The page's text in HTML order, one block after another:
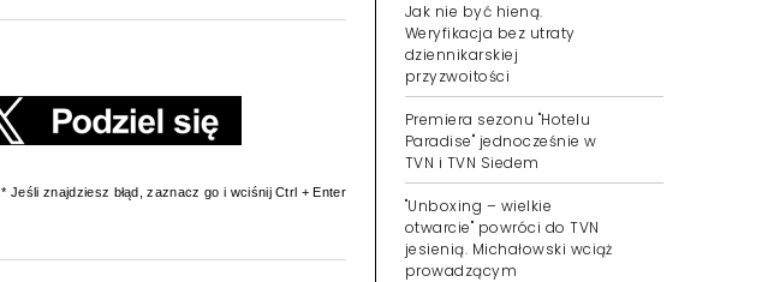
* Jeśli znajdziesz błąd, zaznacz go i wciśnij Ctrl + Enter
Jak nie być hieną.
Weryfikacja bez utraty
dziennikarskiej
przyzwoitości
Premiera sezonu "Hotelu
Paradise" jednocześnie w
TVN i TVN Siedem
"Unboxing – wielkie
otwarcie" powróci do TVN
jesienią. Michałowski wciąż
prowadzącym